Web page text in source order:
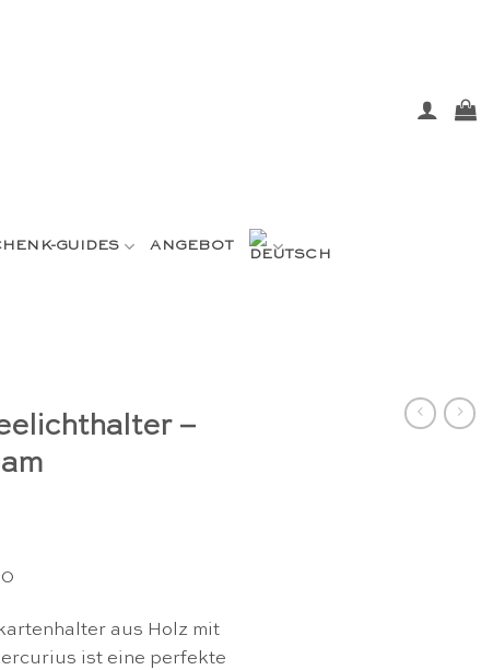
GUIDES ANGEBOT
–
aus Holz mit
ist eine perfekte